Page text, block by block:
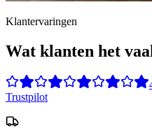
Klantervaringen
Wat klanten het
Trustpilot